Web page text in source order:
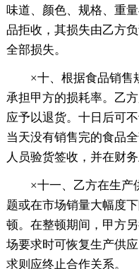
味道、颜色、规格、重
品拒收，其损失由乙方
全部损失。
×十、根据食品销售
承担甲方的损耗率。乙
应予以退货。十日后可
当天没有销售完的食品
人员验货签收，并在财
×十一、乙方在生产
题或在市场销量大幅度
顿。在整顿期间，甲方
场要求时可恢复生产供
求则应终止合作关系。